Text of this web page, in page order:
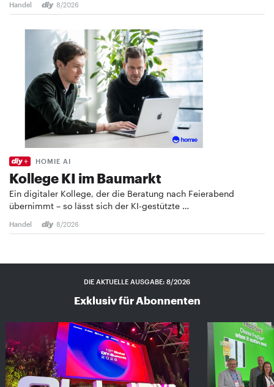
Handel 8/2026
HOMIE AI
Kollege KI im Baumarkt
Ein digitaler Kollege, der die Beratung nach Feierabend
übernimmt – so lässt sich der KI-gestützte …
Handel 8/2026
DIE AKTUELLE AUSGABE: 8/2026
Exklusiv für Abonnenten